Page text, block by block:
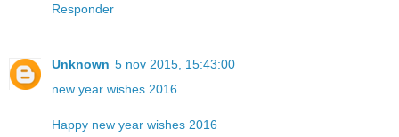
Responder
Unknown 5 nov 2015, 15:43:00
new year wishes 2016
Happy new year wishes 2016